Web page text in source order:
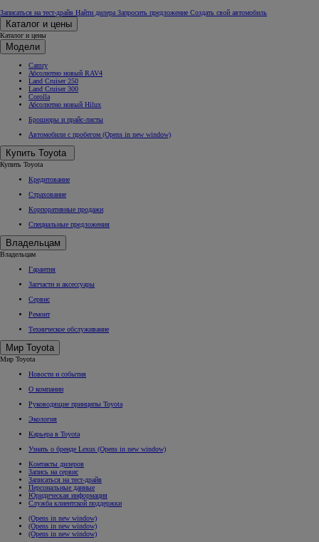
Записаться на тест-драйв Найти дилера Запросить предложение Создать свой автомобиль
Каталог и цены
Каталог и цены
Модели
Camry
Абсолютно новый RAV4
Land Cruiser 250
Land Cruiser 300
Corolla
Абсолютно новый Hilux
Брошюры и прайс-листы
Автомобили с пробегом (Opens in new window)
Купить Toyota
Купить Toyota
Кредитование
Страхование
Корпоративные продажи
Специальные предложения
Владельцам
Владельцам
Гарантия
Запчасти и аксессуары
Сервис
Ремонт
Техническое обслуживание
Мир Toyota
Мир Toyota
Новости и события
О компании
Руководящие принципы Toyota
Экология
Карьера в Toyota
Узнать о бренде Lexus (Opens in new window)
Контакты дилеров
Запись на сервис
Записаться на тест-драйв
Персональные данные
Юридическая информация
Служба клиентской поддержки
(Opens in new window)
(Opens in new window)
(Opens in new window)